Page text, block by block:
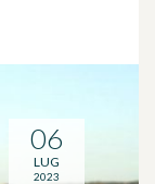
06
LUG
2023